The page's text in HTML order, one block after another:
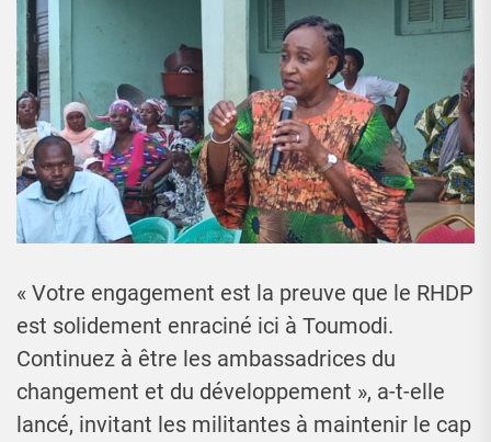
« Votre engagement est la preuve que le RHDP
est solidement enraciné ici à Toumodi.
Continuez à être les ambassadrices du
changement et du développement », a-t-elle
lancé, invitant les militantes à maintenir le cap